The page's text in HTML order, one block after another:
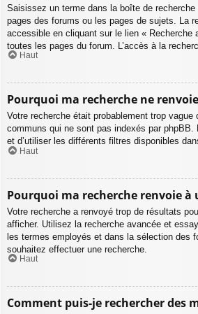
Saisissez un terme dans la boîte de recherche
pages des forums ou les pages de sujets. La
accessible en cliquant sur le lien « Recherche
toutes les pages du forum. L’accès à la
Haut
Pourquoi ma recherche ne
Votre recherche était probablement trop vague
communs qui ne sont pas indexés par phpBB.
et d’utiliser les différents filtres disponibles
Haut
Pourquoi ma recherche renvoie à
Votre recherche a renvoyé trop de résultats
afficher. Utilisez la recherche avancée et
les termes employés et dans la sélection des
souhaitez effectuer une recherche.
Haut
Comment puis-je rechercher des